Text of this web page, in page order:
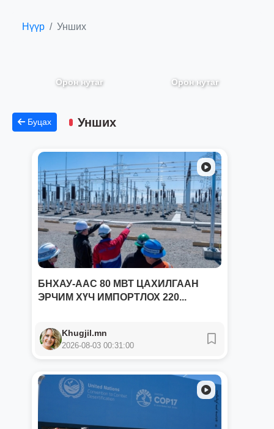
Нүүр Унших
Орон нутаг Орон нутаг
Буцах Унших
БНХАУ-ААС 80 МВТ ЦАХИЛГААН
ЭРЧИМ ХҮЧ ИМПОРТЛОХ 220...
Khugjil.mn
2026-08-03 00:31:00